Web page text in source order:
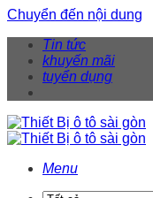
Chuyển đến nội dung
Tin tức
khuyến mãi
tuyển dụng
Menu